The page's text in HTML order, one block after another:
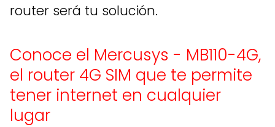
router será tu solución.
Conoce el Mercusys - MB110-4G,
el router 4G SIM que te permite
tener internet en cualquier
lugar